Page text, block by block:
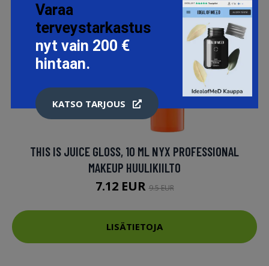
THIS IS JUICE GLOSS, 10 ML NYX PROFESSIONAL
MAKEUP HUULIKIILTO
7.12 EUR9.5 EUR
LISÄTIETOJA
Varaa
terveystarkastus
nyt vain 200 €
hintaan.
KATSO TARJOUS